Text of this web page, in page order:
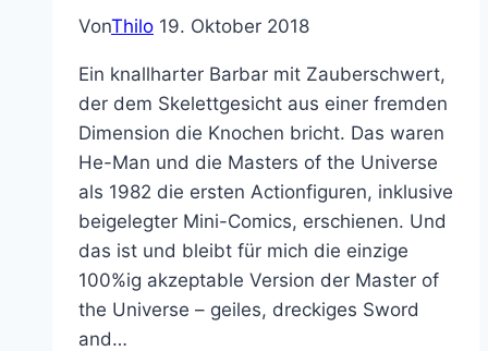
VonThilo 19. Oktober 2018
Ein knallharter Barbar mit Zauberschwert,
der dem Skelettgesicht aus einer fremden
Dimension die Knochen bricht. Das waren
He-Man und die Masters of the Universe
als 1982 die ersten Actionfiguren, inklusive
beigelegter Mini-Comics, erschienen. Und
das ist und bleibt für mich die einzige
100%ig akzeptable Version der Master of
the Universe – geiles, dreckiges Sword
and…